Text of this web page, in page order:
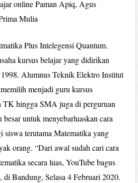
online Paman Apiq, Agus
Mulia
Plus Intelegensi Quantum.
kursus belajar yang didirikan
Alumnus Teknik Elektro Institut
menjadi guru kursus
TK hingga SMA juga di perguruan
untuk menyebarluaskan cara
siswa terutama Matematika yang
orang. “Dari awal sudah cari cara
secara luas, YouTube bagus
di Bandung, Selasa 4 Februari 2020.